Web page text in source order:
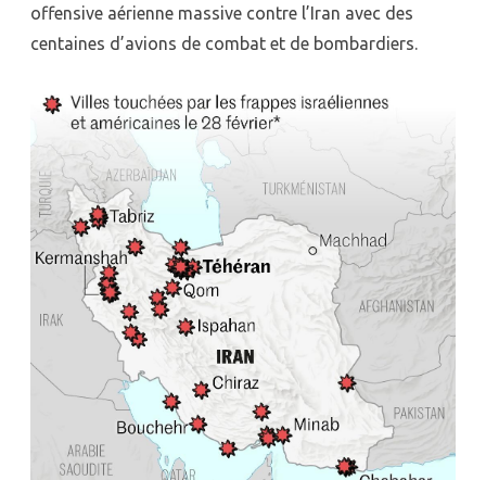
offensive aérienne massive contre l’Iran avec des
centaines d’avions de combat et de bombardiers.